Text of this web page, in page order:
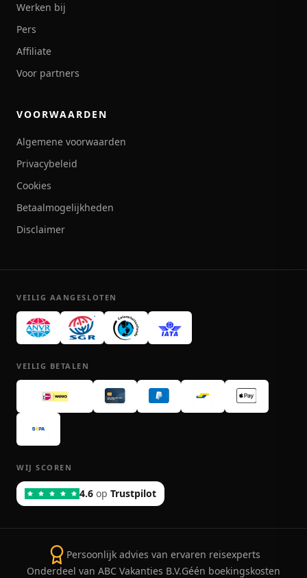
Werken bij
Pers
Affiliate
Voor partners
VOORWAARDEN
Algemene voorwaarden
Privacybeleid
Cookies
Betaalmogelijkheden
Disclaimer
VEILIG AANGESLOTEN
VEILIG BETALEN
WIJ SCOREN
4.6 op Trustpilot
Persoonlijk advies van ervaren reisexperts
Onderdeel van ABC Vakanties B.V.Géén boekingskosten